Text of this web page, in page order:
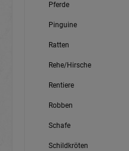
Pferde
Pinguine
Ratten
Rehe/Hirsche
Rentiere
Robben
Schafe
Schildkröten